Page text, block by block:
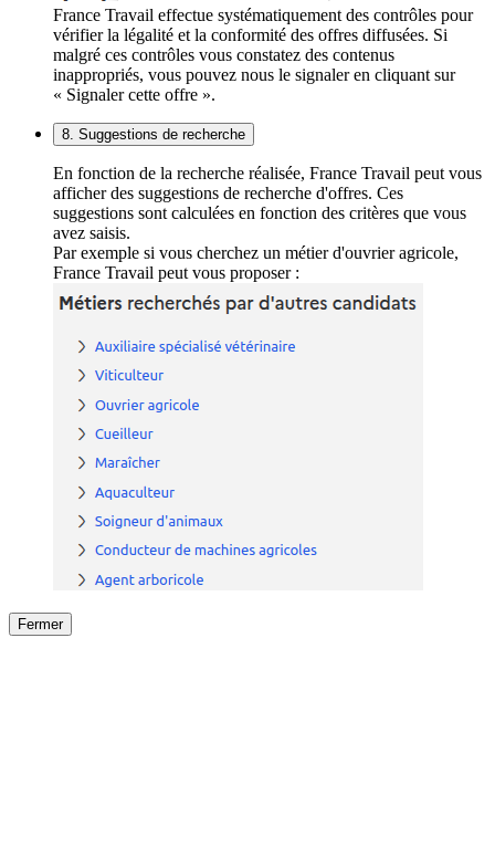
France Travail effectue systématiquement des contrôles pour
vérifier la légalité et la conformité des offres diffusées. Si
malgré ces contrôles vous constatez des contenus
inappropriés, vous pouvez nous le signaler en cliquant sur
« Signaler cette offre ».
8. Suggestions de recherche
En fonction de la recherche réalisée, France Travail peut vous
afficher des suggestions de recherche d'offres. Ces
suggestions sont calculées en fonction des critères que vous
avez saisis.
Par exemple si vous cherchez un métier d'ouvrier agricole,
France Travail peut vous proposer :
Fermer